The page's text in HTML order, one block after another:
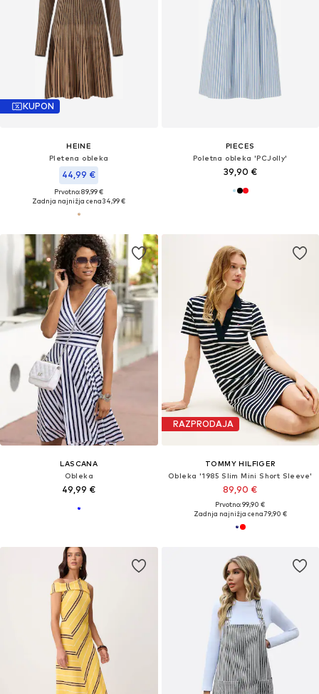
KUPON
HEINE
Pletena obleka
44,99 €
Prvotno: 89,99 €
Zadnja najnižja cena34,99 €
PIECES
Poletna obleka 'PCJolly'
39,90 €
LASCANA
Obleka
49,99 €
RAZPRODAJA
TOMMY HILFIGER
Obleka '1985 Slim Mini Short Sleeve'
89,90 €
Prvotno: 99,90 €
Zadnja najnižja cena79,90 €